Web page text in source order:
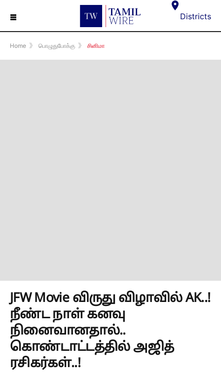
☰ Districts
Home 》 பொழுதுபோக்கு 》 சினிமா
JFW Movie விருது விழாவில் AK..!
நீண்ட நாள் கனவு
நினைவானதால்..
கொண்டாட்டத்தில் அஜித்
ரசிகர்கள்..!